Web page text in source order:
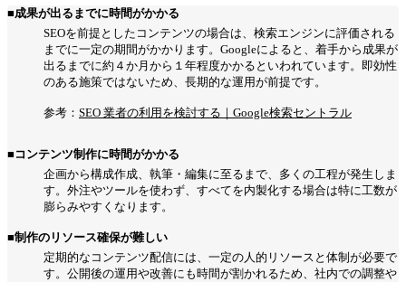
■成果が出るまでに時間がかかる
SEOを前提としたコンテンツの場合は、検索エンジンに評価される
までに一定の期間がかかります。Googleによると、着手から成果が
出るまでに約４か月から１年程度かかるといわれています。即効性
のある施策ではないため、長期的な運用が前提です。
参考： SEO 業者の利用を検討する｜Google検索セントラル
■コンテンツ制作に時間がかかる
企画から構成作成、執筆・編集に至るまで、多くの工程が発生しま
す。外注やツールを使わず、すべてを内製化する場合は特に工数が
膨らみやすくなります。
■制作のリソース確保が難しい
定期的なコンテンツ配信には、一定の人的リソースと体制が必要で
す。公開後の運用や改善にも時間が割かれるため、社内での調整や